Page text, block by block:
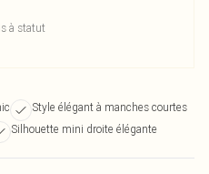
à statut
Style élégant à manches courtes
Silhouette mini droite élégante